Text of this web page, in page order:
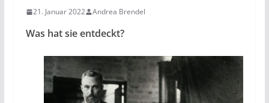
21. Januar 2022 Andrea Brendel
Was hat sie entdeckt?